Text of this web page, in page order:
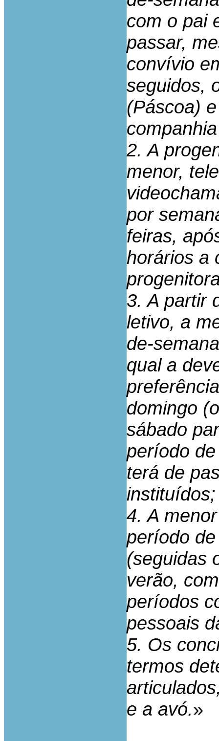
com o pai
passar,
convívio
seguidos,
(Páscoa)
2. A
menor,
por
feiras,
horários a
3. A partir
letivo, a
de-
qual a
domingo
sábado
período
terá de
instituídos;
4. A
período
(seguidas
verão,
períodos
pessoais
5. Os
termos
e a avó.»